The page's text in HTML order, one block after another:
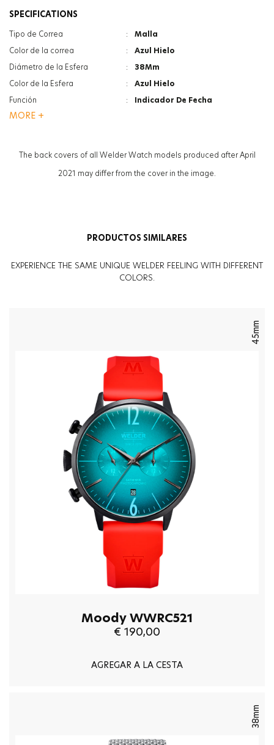
SPECIFICATIONS
Tipo de Correa :
Malla
Color de la correa
:
Azul Hielo
Diámetro de la Esfera
:
38Mm
Color de la Esfera
:
Azul Hielo
Función
:
Indicador De Fecha
Tipo De Cristal
Grosor de la caja
12Mm
MORE +
The back covers of all Welder Watch models produced after April
2021 may differ from the cover in the image.
PRODUCTOS SIMILARES
EXPERIENCE THE SAME UNIQUE WELDER FEELING WITH DIFFERENT
COLORS.
45mm
Moody WWRC521
€ 190,00
AGREGAR A LA CESTA
38mm